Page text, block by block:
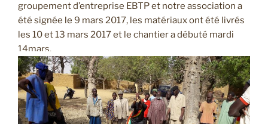
groupement d’entreprise EBTP et notre association a
été signée le 9 mars 2017, les matériaux ont été livrés
les 10 et 13 mars 2017 et le chantier a débuté mardi
14mars.